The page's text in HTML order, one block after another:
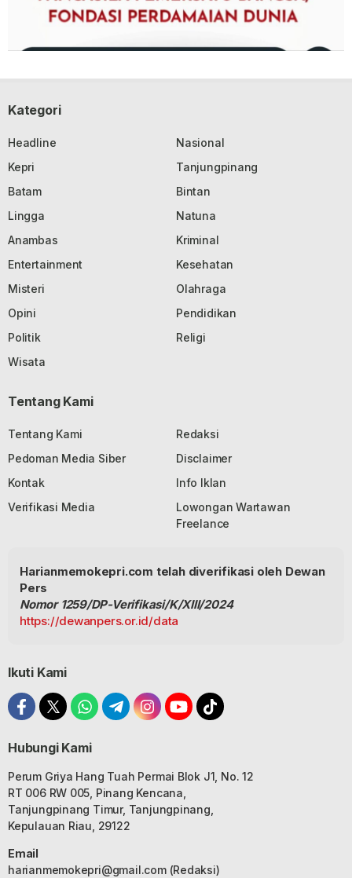
Kategori
Headline
Nasional
Kepri
Tanjungpinang
Batam
Bintan
Lingga
Natuna
Anambas
Kriminal
Entertainment
Kesehatan
Misteri
Olahraga
Opini
Pendidikan
Politik
Religi
Wisata
Tentang Kami
Tentang Kami
Redaksi
Pedoman Media Siber
Disclaimer
Kontak
Info Iklan
Verifikasi Media
Lowongan Wartawan
Freelance
Harianmemokepri.com telah diverifikasi oleh Dewan
Pers
Nomor 1259/DP-Verifikasi/K/XIII/2024
https://dewanpers.or.id/data
Ikuti Kami
Hubungi Kami
Perum Griya Hang Tuah Permai Blok J1, No. 12
RT 006 RW 005, Pinang Kencana,
Tanjungpinang Timur, Tanjungpinang,
Kepulauan Riau, 29122
Email
harianmemokepri@gmail.com(Redaksi)